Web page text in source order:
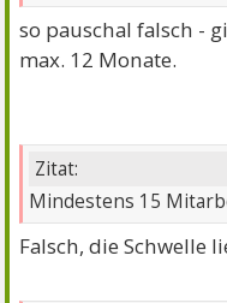
so pauschal falsch -
max. 12 Monate.
Zitat:
Mindestens 15
Falsch, die Schwelle